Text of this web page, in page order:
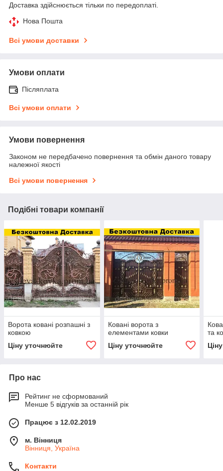
Доставка здійснюється тільки по передоплаті.
Нова Пошта
Всі умови доставки
Умови оплати
Післяплата
Всі умови оплати
Умови повернення
Законом не передбачено повернення та обмін даного товару
належної якості
Всі умови повернення
Подібні товари компанії
Ворота ковані розпашні з
ковкою
Ціну уточнюйте
Ковані ворота з
елементами ковки
Ціну уточнюйте
та
Про нас
Рейтинг не сформований
Менше 5 відгуків за останній рік
Працює з 12.02.2019
м. Вінниця
Вінниця, Україна
Контакти